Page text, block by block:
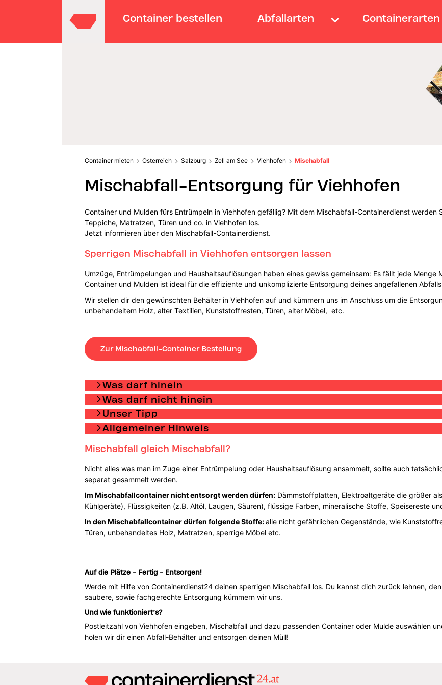
Container bestellen Abfallarten Containerarten
Container mieten Österreich Salzburg Zell am See Viehhofen Mischabfall
Mischabfall-Entsorgung für Viehhofen
Container und Mulden fürs Entrümpeln in Viehhofen gefällig? Mit dem Mischabfall-Containerdienst werden
Teppiche, Matratzen, Türen und co. in Viehhofen los.
Jetzt informieren über den Mischabfall-Containerdienst.
Sperrigen Mischabfall in Viehhofen entsorgen lassen
Umzüge, Entrümpelungen und Haushaltsauflösungen haben eines gewiss gemeinsam: Es fällt jede
Container und Mulden ist ideal für die effiziente und unkomplizierte Entsorgung deines angefallenen
Wir stellen dir den gewünschten Behälter in Viehhofen auf und kümmern uns im Anschluss um die
unbehandeltem Holz, alter Textilien, Kunststoffresten, Türen, alter Möbel, etc.
Zur Mischabfall-Container Bestellung
Was darf hinein
Was darf nicht hinein
Unser Tipp
Allgemeiner Hinweis
Mischabfall gleich Mischabfall?
Nicht alles was man im Zuge einer Entrümpelung oder Haushaltsauflösung ansammelt, sollte auch
separat gesammelt werden.
Im Mischabfallcontainer nicht entsorgt werden dürfen:Dämmstoffplatten, Elektroaltgeräte die größer
Kühlgeräte), Flüssigkeiten (z.B. Altöl, Laugen, Säuren), flüssige Farben, mineralische Stoffe, Speisereste
In den Mischabfallcontainer dürfen folgende Stoffe:alle nicht gefährlichen Gegenstände, wie
Türen, unbehandeltes Holz, Matratzen, sperrige Möbel etc.
Auf die Plätze - Fertig - Entsorgen!
Werde mit Hilfe von Containerdienst24 deinen sperrigen Mischabfall los. Du kannst dich zurück lehnen,
saubere, sowie fachgerechte Entsorgung kümmern wir uns.
Und wie funktioniert’s?
Postleitzahl von Viehhofen eingeben, Mischabfall und dazu passenden Container oder Mulde auswählen
holen wir dir einen Abfall-Behälter und entsorgen deinen Müll!